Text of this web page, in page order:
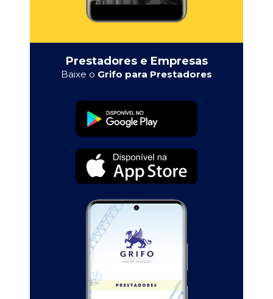
Prestadores e Empresas
Baixe o Grifo para Prestadores